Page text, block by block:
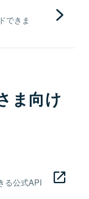
できま
ま向け
る公式API